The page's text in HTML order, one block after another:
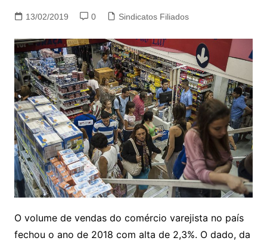
13/02/2019 0 Sindicatos Filiados
O volume de vendas do comércio varejista no país
fechou o ano de 2018 com alta de 2,3%. O dado, da